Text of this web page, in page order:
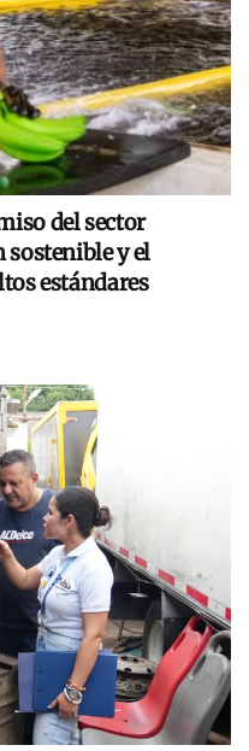
del sector
sostenible y el
estándares